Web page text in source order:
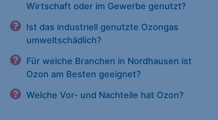
Wirtschaft oder im Gewerbe genutzt?
Ist das industriell genutzte Ozongas
umweltschädlich?
Für welche Branchen in Nordhausen ist
Ozon am Besten geeignet?
Welche Vor- und Nachteile hat Ozon?